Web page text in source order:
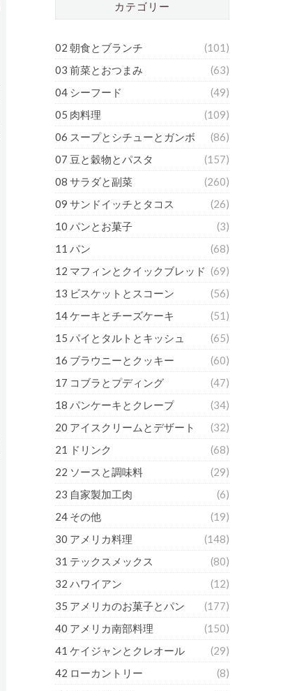
カテゴリー
02 朝食とブランチ
(101)
03 前菜とおつまみ
(63)
04 シーフード
(49)
05 肉料理
(109)
06 スープとシチューとガンボ
(86)
07 豆と穀物とパスタ
(157)
08 サラダと副菜
(260)
09 サンドイッチとタコス
(26)
10 パンとお菓子
(3)
11 パン
(68)
12 マフィンとクイックブレッド (69)
13 ビスケットとスコーン
(56)
14 ケーキとチーズケーキ
(51)
15 パイとタルトとキッシュ
(65)
16 ブラウニーとクッキー
(60)
17 コブラとプディング
(47)
18 パンケーキとクレープ
(34)
20 アイスクリームとデザート
(32)
21 ドリンク
(68)
22 ソースと調味料
(29)
23 自家製加工肉
(6)
24 その他
(19)
30 アメリカ料理
(148)
31 テックスメックス
(80)
32 ハワイアン
(12)
35 アメリカのお菓子とパン
(177)
40 アメリカ南部料理
(150)
41 ケイジャンとクレオール
(29)
42 ローカントリー
(8)